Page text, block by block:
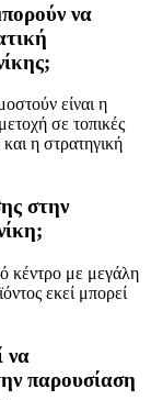
να
είναι η
σε τοπικές
η στρατηγική
στην
κέντρο με μεγάλη
εκεί μπορεί
να
παρουσίαση